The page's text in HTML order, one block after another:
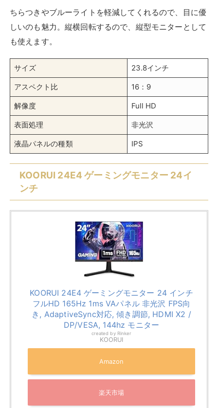
ちらつきやブルーライトを軽減してくれるので、目に優
しいのも魅力。縦横回転するので、縦型モニターとして
も使えます。
サイズ 23.8インチ
アスペクト比 16：9
解像度 Full HD
表面処理 非光沢
液晶パネルの種類 IPS
KOORUI 24E4 ゲーミングモニター 24イ
ンチ
KOORUI 24E4 ゲーミングモニター 24 インチ
フルHD 165Hz 1ms VAパネル 非光沢 FPS向
き, AdaptiveSync対応, 傾き調節, HDMI X2 /
DP/VESA, 144hz モニター
created by Rinker
KOORUI
Amazon
楽天市場